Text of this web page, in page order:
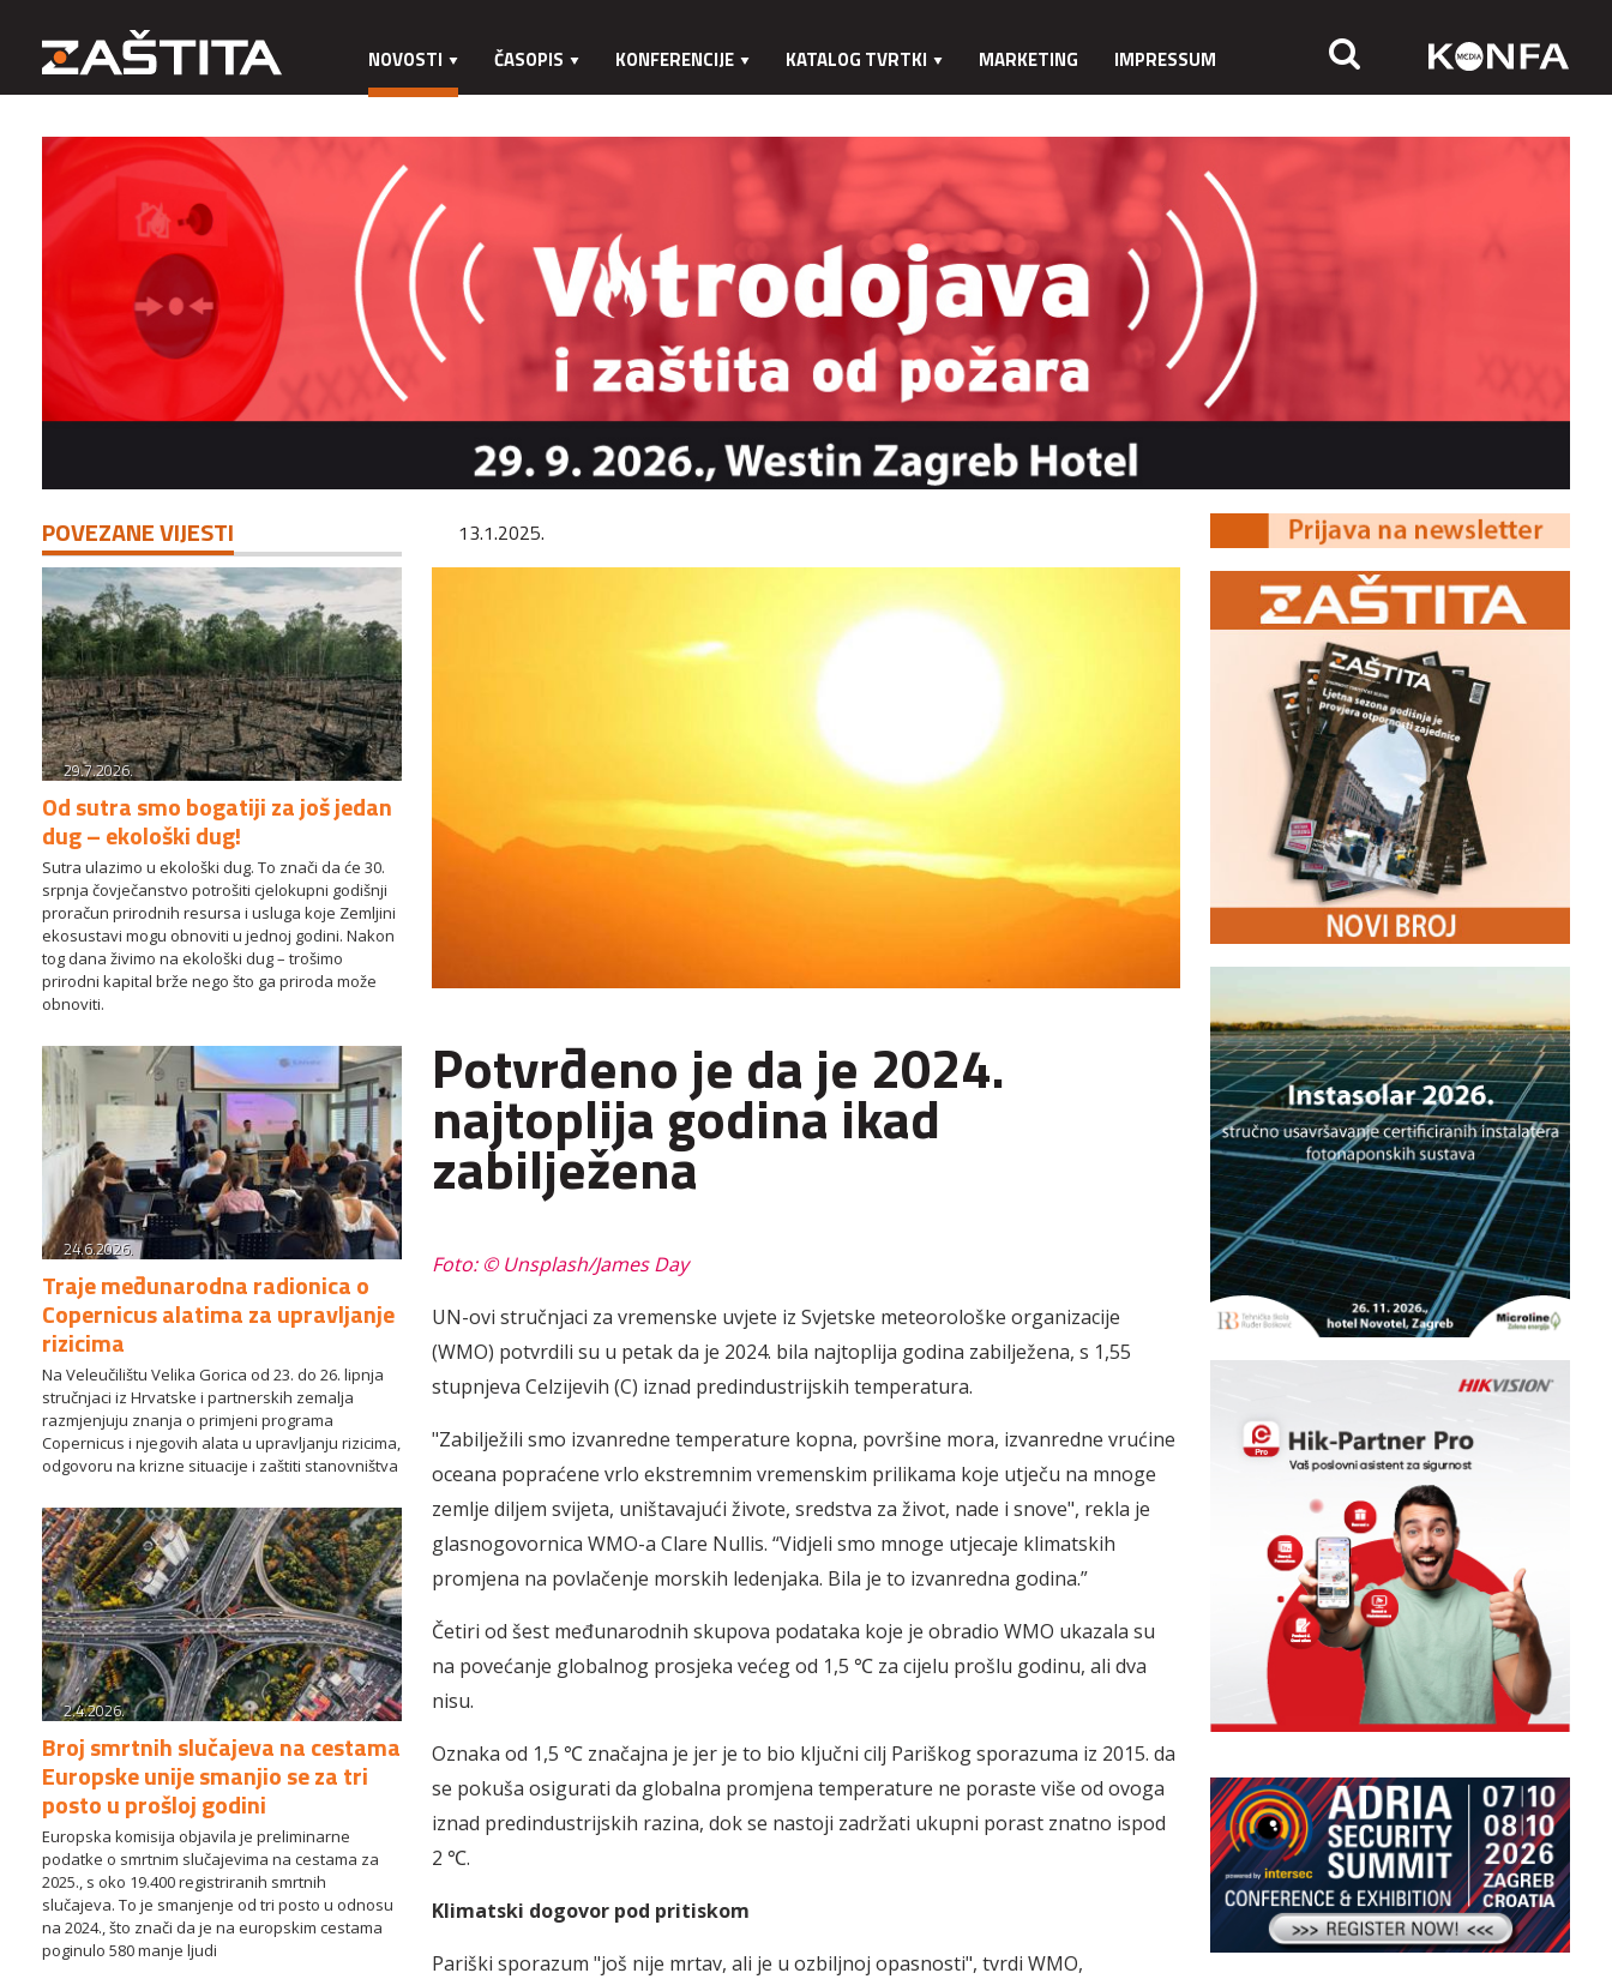
NOVOSTI ČASOPIS KONFERENCIJE KATALOG TVRTKI MARKETING IMPRESSUM
POVEZANE VIJESTI
29.7.2026.
Od sutra smo bogatiji za još jedan
dug – ekološki dug!
Sutra ulazimo u ekološki dug. To znači da će 30.
srpnja čovječanstvo potrošiti cjelokupni godišnji
proračun prirodnih resursa i usluga koje Zemljini
ekosustavi mogu obnoviti u jednoj godini. Nakon
tog dana živimo na ekološki dug – trošimo
prirodni kapital brže nego što ga priroda može
obnoviti.
24.6.2026.
Traje međunarodna radionica o
Copernicus alatima za upravljanje
rizicima
Na Veleučilištu Velika Gorica od 23. do 26. lipnja
stručnjaci iz Hrvatske i partnerskih zemalja
razmjenjuju znanja o primjeni programa
Copernicus i njegovih alata u upravljanju rizicima,
odgovoru na krizne situacije i zaštiti stanovništva
2.4.2026.
Broj smrtnih slučajeva na cestama
Europske unije smanjio se za tri
posto u prošloj godini
Europska komisija objavila je preliminarne
podatke o smrtnim slučajevima na cestama za
2025., s oko 19.400 registriranih smrtnih
slučajeva. To je smanjenje od tri posto u odnosu
na 2024., što znači da je na europskim cestama
poginulo 580 manje ljudi
13.1.2025.
Potvrđeno je da je 2024.
najtoplija godina ikad
zabilježena
Foto: © Unsplash/James Day
UN-ovi stručnjaci za vremenske uvjete iz Svjetske meteorološke organizacije
(WMO) potvrdili su u petak da je 2024. bila najtoplija godina zabilježena, s 1,55
stupnjeva Celzijevih (C) iznad predindustrijskih temperatura.
"Zabilježili smo izvanredne temperature kopna, površine mora, izvanredne vrućine
oceana popraćene vrlo ekstremnim vremenskim prilikama koje utječu na mnoge
zemlje diljem svijeta, uništavajući živote, sredstva za život, nade i snove", rekla je
glasnogovornica WMO-a Clare Nullis. “Vidjeli smo mnoge utjecaje klimatskih
promjena na povlačenje morskih ledenjaka. Bila je to izvanredna godina.”
Četiri od šest međunarodnih skupova podataka koje je obradio WMO ukazala su
na povećanje globalnog prosjeka većeg od 1,5 ℃ za cijelu prošlu godinu, ali dva
nisu.
Oznaka od 1,5 ℃ značajna je jer je to bio ključni cilj Pariškog sporazuma iz 2015. da
se pokuša osigurati da globalna promjena temperature ne poraste više od ovoga
iznad predindustrijskih razina, dok se nastoji zadržati ukupni porast znatno ispod
2 ℃.
Klimatski dogovor pod pritiskom
Pariški sporazum "još nije mrtav, ali je u ozbiljnoj opasnosti", tvrdi WMO,